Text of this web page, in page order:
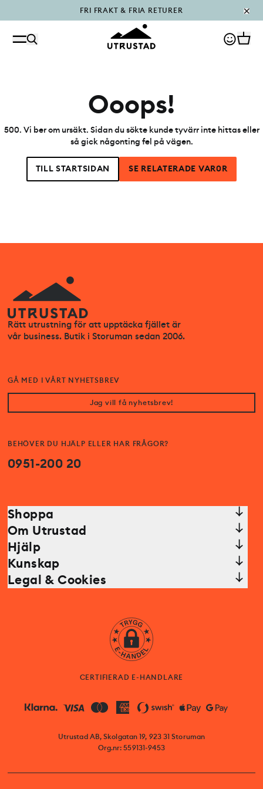
FRI FRAKT & FRIA RETURER
PÅFYLLT I OUTLET
Ooops!
500. Vi ber om ursäkt. Sidan du sökte kunde tyvärr inte hittas eller
så gick någonting fel på vägen.
TILL STARTSIDAN SE RELATERADE VAR0R
Rätt utrustning för att upptäcka fjället är
vår business. Butik i Storuman sedan 2006.
BEHÖVER DU HJÄLP ELLER HAR FRÅGOR?
0951-200 20
GÅ MED I VÅRT NYHETSBREV
Jag vill få nyhetsbrev!
Shoppa
Om Utrustad
Hjälp
Kunskap
Legal & Cookies
CERTIFIERAD E-HANDLARE
Utrustad AB, Skolgatan 19, 923 31 Storuman
Org.nr: 559131-9453